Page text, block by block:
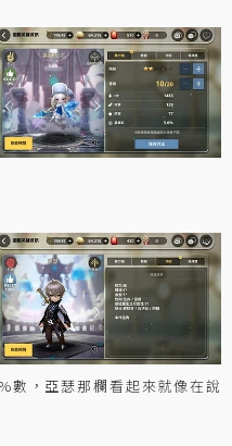
數，亞瑟那欄看起來就像在說